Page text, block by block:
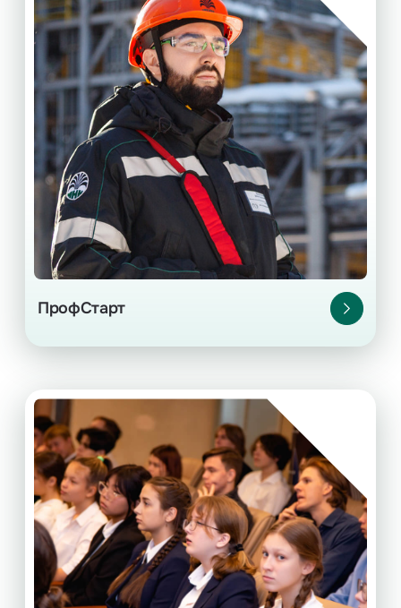
ПрофСтарт
Программа обучения на рабочем месте на
Иркутском заводе полимеров
Подробнее
Академия ИНК
Образовательный проект с участием
преподавателей Иркутского
госуниверситета, научных сотрудников
Иркутского института химии СО РАН
и экспертов ИНК.
Для учеников
7–11
классов Иркутска
и Иркутской области.